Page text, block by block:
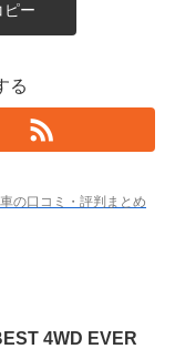
ピー
る
の口コミ・評判まとめ
4WD EVER